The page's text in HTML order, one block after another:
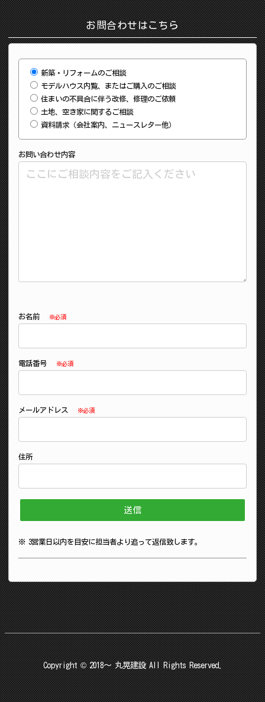
お問合わせはこちら
新築・リフォームのご相談
モデルハウス内覧、またはご購入のご相談
住まいの不具合に伴う改修、修理のご依頼
土地、空き家に関するご相談
資料請求（会社案内、ニュースレター他）
お問い合わせ内容
お名前 ※必須
電話番号 ※必須
メールアドレス ※必須
住所
※ 3営業日以内を目安に担当者より追って返信致します。
Copyright © 2018～ 丸晃建設 All Rights Reserved.